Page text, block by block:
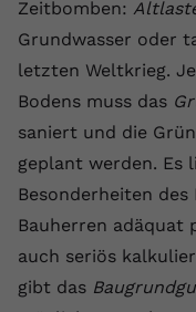
Zeitbomben:
Grundwasser oder
letzten Weltkrieg.
Bodens muss das
saniert und die
geplant werden. Es
Besonderheiten
Bauherren adäquat
auch seriös
gibt das
Laufzeit 1
Zweck
hat.
Zweck
Name _gcl
Laufzeit 90
Zweck
Externe Inhalte
Wir verwenden auf
Name vuid
Laufzeit 2
Cookie-